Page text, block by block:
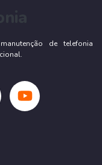
de telefonia